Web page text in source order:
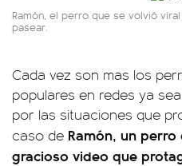
Ramón, el perro que se volvió
pasear.
Cada vez son mas los
populares en redes ya
por las situaciones que
caso de Ramón, un
gracioso video que